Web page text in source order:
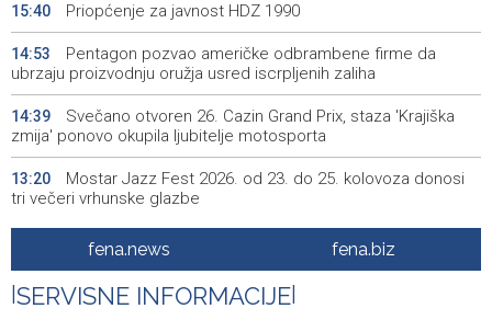
15:40 Priopćenje za javnost HDZ 1990
14:53
Pentagon pozvao američke odbrambene firme da
ubrzaju proizvodnju oružja usred iscrpljenih zaliha
14:39
Svečano otvoren 26. Cazin Grand Prix, staza 'Krajiška
zmija' ponovo okupila ljubitelje motosporta
13:20
Mostar Jazz Fest 2026. od 23. do 25. kolovoza donosi
tri večeri vrhunske glazbe
Izraelske snage izvode nova rušenja u južnom Libanu
11:51
Mještani Kola prikupili 3.000 KM za 'Kuću nade' u
Mostaru
fena.news fena.biz
SERVISNE INFORMACIJE